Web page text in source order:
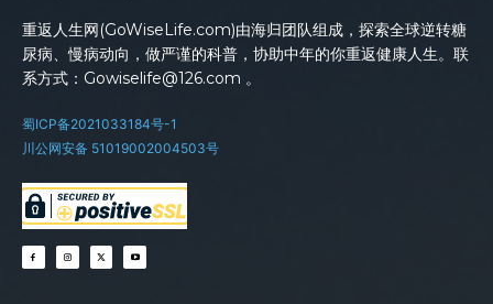
重返人生网(GoWiseLife.com)由海归团队组成，探索全球逆转糖
尿病、慢病动向，做严谨的科普，协助中年的你重返健康人生。联
系方式：Gowiselife@126.com 。
蜀ICP备2021033184号-1
川公网安备 51019002004503号